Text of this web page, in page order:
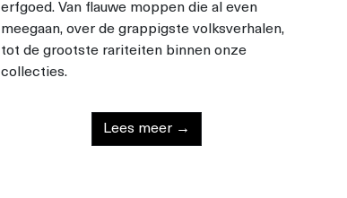
erfgoed. Van flauwe moppen die al even
meegaan, over de grappigste volksverhalen,
tot de grootste rariteiten binnen onze
collecties.
Lees meer →